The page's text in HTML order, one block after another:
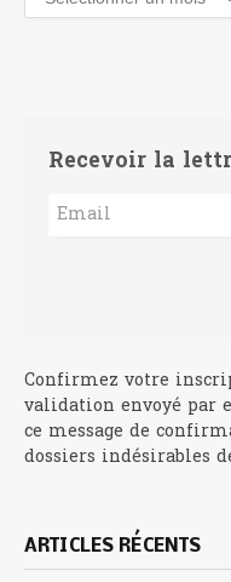
Recevoir la
Confirmez votre
validation envoyé par
ce message de
dossiers indésirables
ARTICLES RÉCENTS